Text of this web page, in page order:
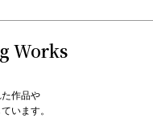
Works
作品や
います。